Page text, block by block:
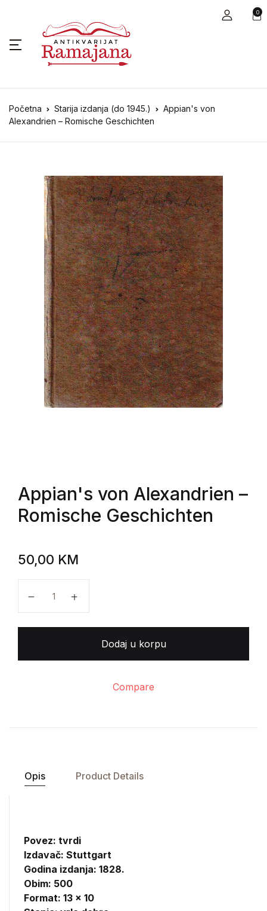
0
Početna Starija izdanja (do 1945.)
Appian's von
Alexandrien – Romische Geschichten
Appian's von Alexandrien –
Romische Geschichten
50,00 KM
Dodaj u korpu
Compare
Opis Product Details
Povez: tvrdi
Izdavač: Stuttgart
Godina izdanja: 1828.
Obim: 500
Format: 13 x 10